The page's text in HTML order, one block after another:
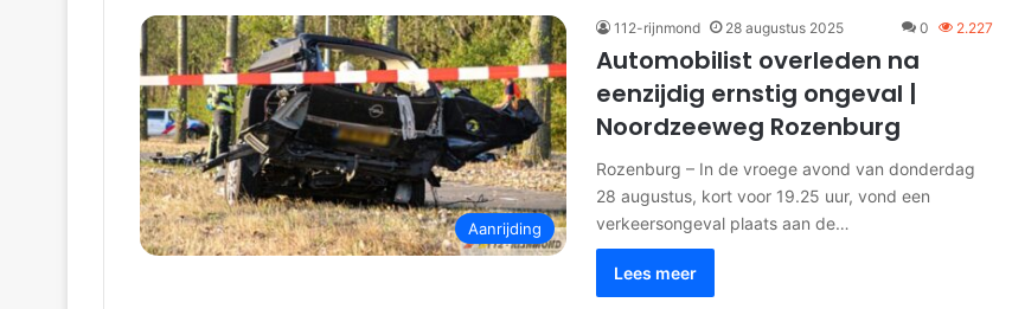
Aanrijding
112-rijnmond 28 augustus 2025 0 2.227
Automobilist overleden na
eenzijdig ernstig ongeval |
Noordzeeweg Rozenburg
Rozenburg – In de vroege avond van donderdag
28 augustus, kort voor 19.25 uur, vond een
verkeersongeval plaats aan de…
Lees meer